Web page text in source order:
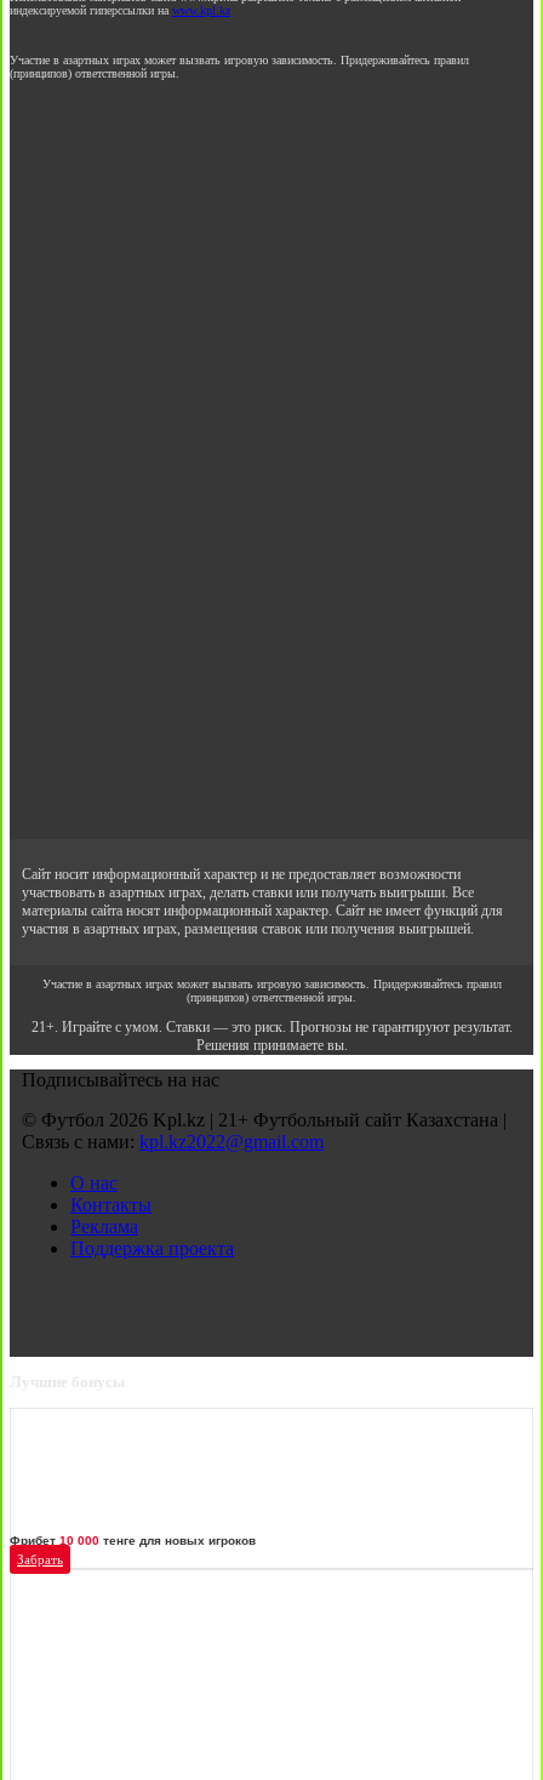
индексируемой гиперссылки на www.kpl.kz
Участие в азартных играх может вызвать игровую зависимость. Придерживайтесь правил
(принципов) ответственной игры.
Сайт носит информационный характер и не предоставляет возможности
участвовать в азартных играх, делать ставки или получать выигрыши. Все
материалы сайта носят информационный характер. Сайт не имеет функций для
участия в азартных играх, размещения ставок или получения выигрышей.
Участие в азартных играх может вызвать игровую зависимость. Придерживайтесь правил
(принципов) ответственной игры.
21+. Играйте с умом. Ставки — это риск. Прогнозы не гарантируют результат.
Решения принимаете вы.
Подписывайтесь на нас
© Футбол 2026 Kpl.kz | 21+ Футбольный сайт Казахстана |
Связь с нами: kpl.kz2022@gmail.com
О нас
Контакты
Реклама
Поддержка проекта
Лучшие бонусы
Фрибет 10 000 тенге для новых игроков
Забрать